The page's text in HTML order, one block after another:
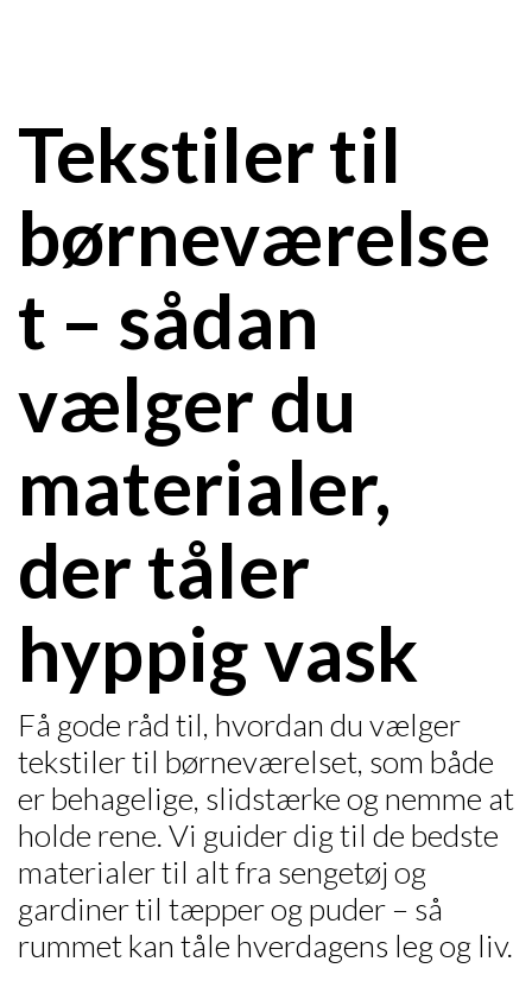
Tekstiler til
børneværelse
t – sådan
vælger du
materialer,
der tåler
hyppig vask
Få gode råd til, hvordan du vælger
tekstiler til børneværelset, som både
er behagelige, slidstærke og nemme at
holde rene. Vi guider dig til de bedste
materialer til alt fra sengetøj og
gardiner til tæpper og puder – så
rummet kan tåle hverdagens leg og liv.